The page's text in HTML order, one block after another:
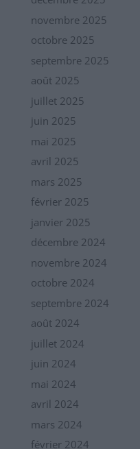
novembre 2025
octobre 2025
septembre 2025
août 2025
juillet 2025
juin 2025
mai 2025
avril 2025
mars 2025
février 2025
janvier 2025
décembre 2024
novembre 2024
octobre 2024
septembre 2024
août 2024
juillet 2024
juin 2024
mai 2024
avril 2024
mars 2024
février 2024